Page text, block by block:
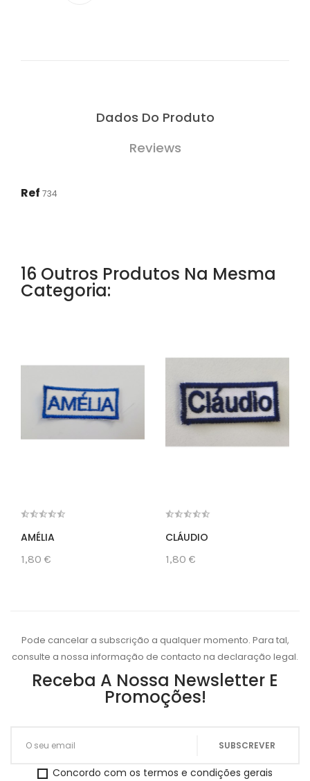
Dados Do Produto
Reviews
Ref 734
16 Outros Produtos Na Mesma
Categoria:
AMÉLIA
1,80 €
CLÁUDIO
1,80 €
Pode cancelar a subscrição a qualquer momento. Para tal,
consulte a nossa informação de contacto na declaração legal.
Receba A Nossa Newsletter E
Promoções!
Concordo com os termos e condições gerais